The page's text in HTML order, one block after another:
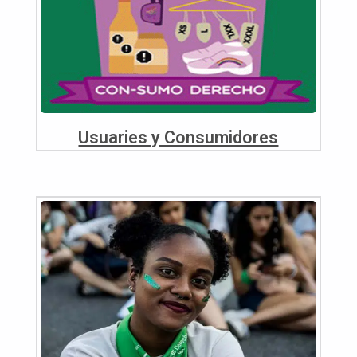
Usuaries y Consumidores